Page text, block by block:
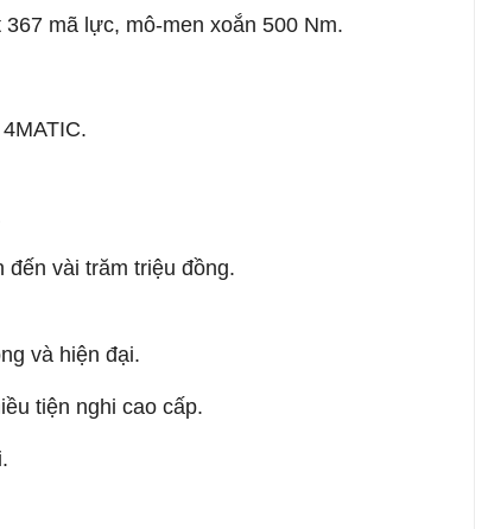
mã lực, mô-men xoắn 500 Nm.
vài trăm triệu đồng.
và hiện đại.
tiện nghi cao cấp.